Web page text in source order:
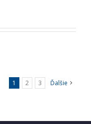
1 2 3 Ďalšie